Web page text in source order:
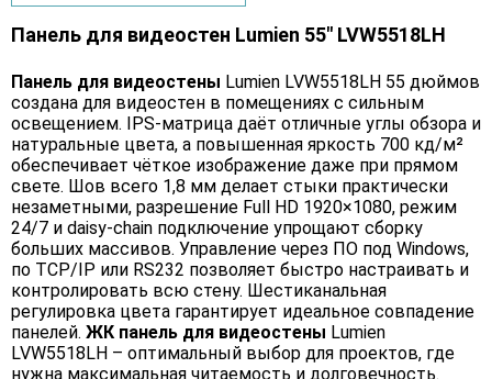
Панель для видеостен Lumien 55" LVW5518LH
Панель для видеостены Lumien LVW5518LH 55 дюймов
создана для видеостен в помещениях с сильным
освещением. IPS-матрица даёт отличные углы обзора и
натуральные цвета, а повышенная яркость 700 кд/м²
обеспечивает чёткое изображение даже при прямом
свете. Шов всего 1,8 мм делает стыки практически
незаметными, разрешение Full HD 1920×1080, режим
24/7 и daisy-chain подключение упрощают сборку
больших массивов. Управление через ПО под Windows,
по TCP/IP или RS232 позволяет быстро настраивать и
контролировать всю стену. Шестиканальная
регулировка цвета гарантирует идеальное совпадение
панелей. ЖК панель для видеостены Lumien
LVW5518LH – оптимальный выбор для проектов, где
нужна максимальная читаемость и долговечность.